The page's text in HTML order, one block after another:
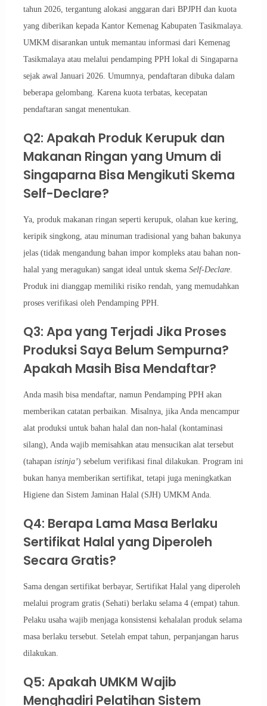
tahun 2026, tergantung alokasi anggaran dari BPJPH dan kuota
yang diberikan kepada Kantor Kemenag Kabupaten Tasikmalaya.
UMKM disarankan untuk memantau informasi dari Kemenag
Tasikmalaya atau melalui pendamping PPH lokal di Singaparna
sejak awal Januari 2026. Umumnya, pendaftaran dibuka dalam
beberapa gelombang. Karena kuota terbatas, kecepatan
pendaftaran sangat menentukan.
Q2: Apakah Produk Kerupuk dan
Makanan Ringan yang Umum di
Singaparna Bisa Mengikuti Skema
Self-Declare?
Ya, produk makanan ringan seperti kerupuk, olahan kue kering,
keripik singkong, atau minuman tradisional yang bahan bakunya
jelas (tidak mengandung bahan impor kompleks atau bahan non-
halal yang meragukan) sangat ideal untuk skema Self-Declare.
Produk ini dianggap memiliki risiko rendah, yang memudahkan
proses verifikasi oleh Pendamping PPH.
Q3: Apa yang Terjadi Jika Proses
Produksi Saya Belum Sempurna?
Apakah Masih Bisa Mendaftar?
Anda masih bisa mendaftar, namun Pendamping PPH akan
memberikan catatan perbaikan. Misalnya, jika Anda mencampur
alat produksi untuk bahan halal dan non-halal (kontaminasi
silang), Anda wajib memisahkan atau mensucikan alat tersebut
(tahapan istinja’) sebelum verifikasi final dilakukan. Program ini
bukan hanya memberikan sertifikat, tetapi juga meningkatkan
Higiene dan Sistem Jaminan Halal (SJH) UMKM Anda.
Q4: Berapa Lama Masa Berlaku
Sertifikat Halal yang Diperoleh
Secara Gratis?
Sama dengan sertifikat berbayar, Sertifikat Halal yang diperoleh
melalui program gratis (Sehati) berlaku selama 4 (empat) tahun.
Pelaku usaha wajib menjaga konsistensi kehalalan produk selama
masa berlaku tersebut. Setelah empat tahun, perpanjangan harus
dilakukan.
Q5: Apakah UMKM Wajib
Menghadiri Pelatihan Sistem